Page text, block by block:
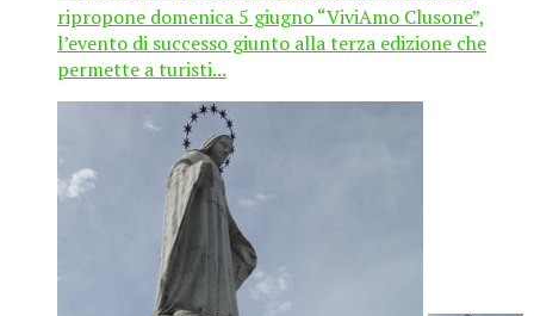
ripropone domenica 5 giugno “ViviAmo Clusone”,
l’evento di successo giunto alla terza edizione che
permette a turisti...